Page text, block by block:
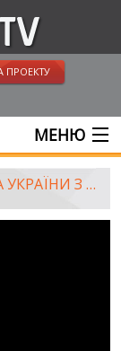
МЕНЮ
ЗВЕРНЕННЯ ПРЕЗИДЕНТА УКРАЇНИ З НАГОДИ ДНЯ ГІДНОСТІ І СВОБОДИ